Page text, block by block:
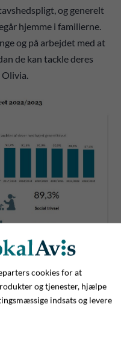
og generelt
hjemme i familierne.
og på arbejdet med at
de kan tackle deres
fra Folkeskolen, er
faldende. Statistik:
cookies for at
og tjenester, hjælpe
indsats og levere